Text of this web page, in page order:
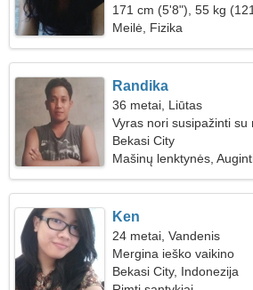
171 cm (5'8"), 55 kg
Meilė, Fizika
Randika
36 metai, Liūtas
Vyras nori susipažinti su
Bekasi City
Mašinų lenktynės,
Ken
24 metai, Vandenis
Mergina ieško vaikino
Bekasi City, Indonezija